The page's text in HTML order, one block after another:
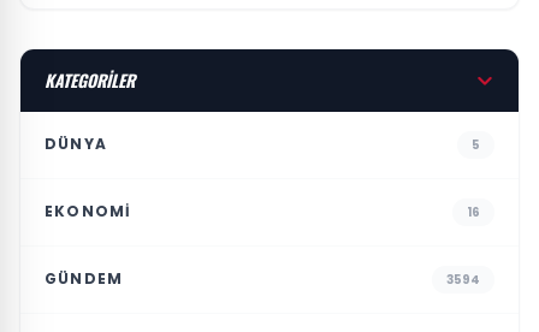
KATEGORİLER
DÜNYA 5
EKONOMI 16
GÜNDEM 3594